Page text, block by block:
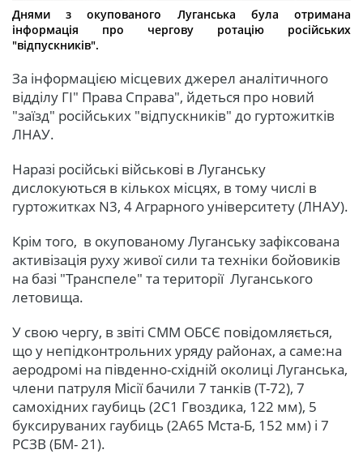
Днями з окупованого Луганська була отримана
інформація про чергову ротацію російських
"відпускників".
За інформацією місцевих джерел аналітичного
відділу ГІ" Права Справа", йдеться про новий
"заїзд" російських "відпускників" до гуртожитків
ЛНАУ.
Наразі російські військові в Луганську
дислокуються в кількох місцях, в тому числі в
гуртожитках N3, 4 Аграрного університету (ЛНАУ).
Крім того, в окупованому Луганську зафіксована
активізація руху живої сили та техніки бойовиків
на базі "Транспеле" та території Луганського
летовища.
У свою чергу, в звіті СММ ОБСЄ повідомляється,
що у непідконтрольних уряду районах, а саме:на
аеродромі на південно-східній околиці Луганська,
члени патруля Місії бачили 7 танків (Т-72), 7
самохідних гаубиць (2С1 Гвоздика, 122 мм), 5
буксируваних гаубиць (2А65 Мста-Б, 152 мм) і 7
РСЗВ (БМ- 21).